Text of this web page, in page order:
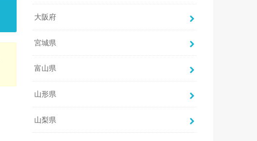
大阪府
宮城県
富山県
山形県
山梨県